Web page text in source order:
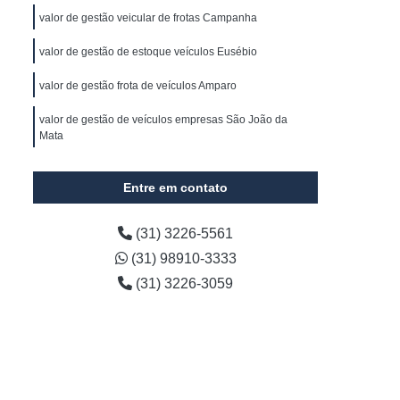
Gerenciamento de Frota de Veículos
Frota e Transportes
em Coleta de Resíduos
Gerenciamento de Frota Minas Gerais
Empresa de Gestão de Frota
Gestão de Frota Automóvel
Gestão de Frota Logística
Gestão de Estoque Veículos
de Frota de Veículos Belo Horizonte
valor de gestão veicular de frotas Campanha
valor de gestão de estoque veículos Eusébio
valor de gestão frota de veículos Amparo
valor de gestão de veículos empresas São João da
Mata
Entre em contato
(31) 3226-5561
(31) 98910-3333
(31) 3226-3059